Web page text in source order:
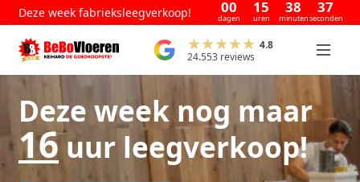
Deze week fabrieksleegverkoop! 00
dagen
15
uren
38
minuten
36
seconden
4.8
24.553 reviews
Deze week nog maar
16uur leegverkoop!